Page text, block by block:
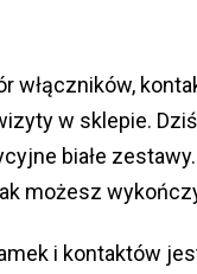
włączników,
w sklepie.
białe
możesz
i kontaktów